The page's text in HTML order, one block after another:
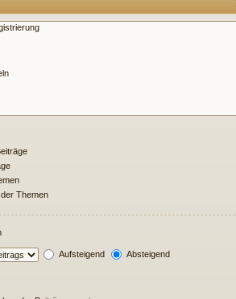
Themen
Aufsteigend Absteigend